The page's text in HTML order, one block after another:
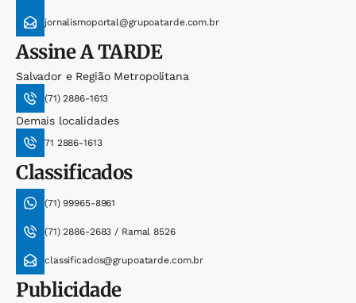
jornalismoportal@grupoatarde.com.br
AssineA TARDE
Salvador e Região Metropolitana
(71) 2886-1613
Demais localidades
71 2886-1613
Classificados
(71) 99965-8961
(71) 2886-2683 / Ramal 8526
classificados@grupoatarde.com.br
Publicidade